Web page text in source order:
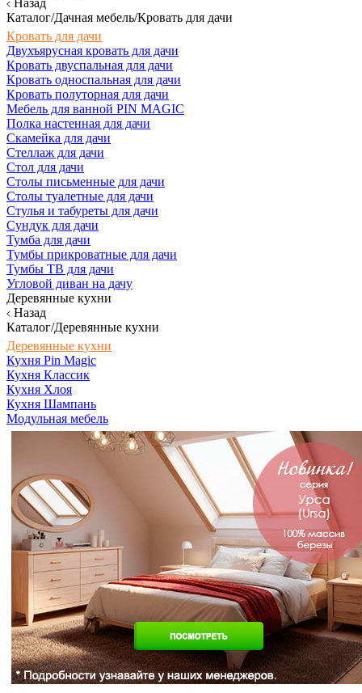
Назад
Каталог/Дачная мебель/Кровать для дачи
Кровать для дачи
Двухъярусная кровать для дачи
Кровать двуспальная для дачи
Кровать односпальная для дачи
Кровать полуторная для дачи
Мебель для ванной PIN MAGIC
Полка настенная для дачи
Скамейка для дачи
Стеллаж для дачи
Стол для дачи
Столы письменные для дачи
Столы туалетные для дачи
Стулья и табуреты для дачи
Сундук для дачи
Тумба для дачи
Тумбы прикроватные для дачи
Тумбы ТВ для дачи
Угловой диван на дачу
Деревянные кухни
Назад
Каталог/Деревянные кухни
Деревянные кухни
Кухня Pin Magic
Кухня Классик
Кухня Хлоя
Кухня Шампань
Модульная мебель